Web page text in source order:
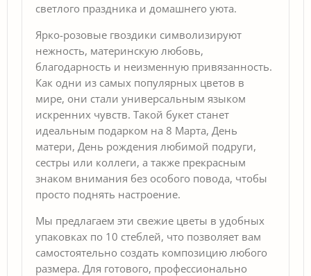
светлого праздника и домашнего уюта.
Ярко-розовые гвоздики символизируют
нежность, материнскую любовь,
благодарность и неизменную привязанность.
Как одни из самых популярных цветов в
мире, они стали универсальным языком
искренних чувств. Такой букет станет
идеальным подарком на 8 Марта, День
матери, День рождения любимой подруги,
сестры или коллеги, а также прекрасным
знаком внимания без особого повода, чтобы
просто поднять настроение.
Мы предлагаем эти свежие цветы в удобных
упаковках по 10 стеблей, что позволяет вам
самостоятельно создать композицию любого
размера. Для готового, профессионально